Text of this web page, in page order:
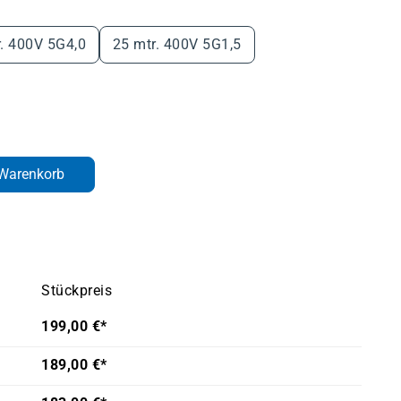
400V 5G4,0 25 mtr. 400V 5G1,5
gewünschten Wert ein oder
Stückpreis
199,00 €*
189,00 €*